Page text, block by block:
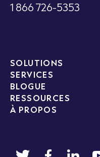
1 866 726-5353
SOLUTIONS
SERVICES
BLOGUE
RESSOURCES
À PROPOS